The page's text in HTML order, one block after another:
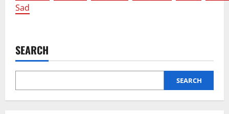
Sad
SEARCH
SEARCH